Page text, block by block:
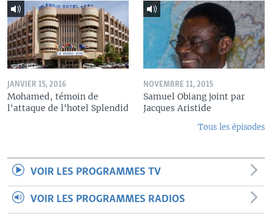
JANVIER 15, 2016
Mohamed, témoin de
l'attaque de l'hotel Splendid
NOVEMBRE 11, 2015
Samuel Obiang joint par
Jacques Aristide
Tous les épisodes
VOIR LES PROGRAMMES TV
VOIR LES PROGRAMMES RADIOS